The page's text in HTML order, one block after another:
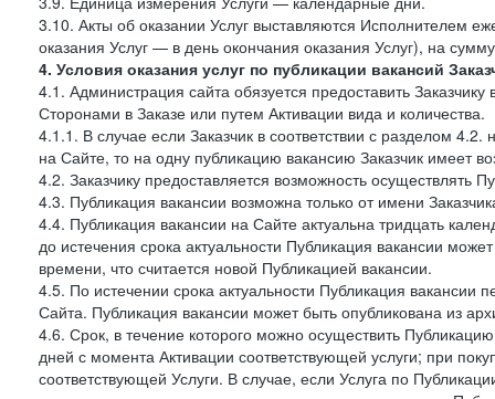
3.10. Акты об оказании Услуг выставляются Исполнителем
оказания Услуг — в день окончания оказания Услуг), на
4. Условия оказания услуг по публикации вакансий
4.1. Администрация сайта обязуется предоставить
Сторонами в Заказе или путем Активации вида и количества.
4.1.1. В случае если Заказчик в соответствии с разделом
на Сайте, то на одну публикацию вакансию Заказчик имеет
4.2. Заказчику предоставляется возможность осуществлять
4.3. Публикация вакансии возможна только от имени
4.4. Публикация вакансии на Сайте актуальна тридцать
до истечения срока актуальности Публикация вакансии
времени, что считается новой Публикацией вакансии.
4.5. По истечении срока актуальности Публикация
Сайта. Публикация вакансии может быть опубликована из
4.6. Срок, в течение которого можно осуществить
дней с момента Активации соответствующей услуги; при
соответствующей Услуги. В случае, если Услуга по